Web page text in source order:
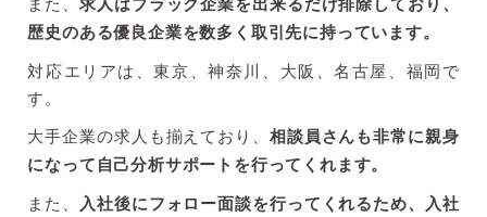
歴史のある優良企業を数多く取引先に持っています。
対応エリアは、東京、神奈川、大阪、名古屋、福岡で
す。
大手企業の求人も揃えており、 相談員さんも非常に親身
になって自己分析サポートを行ってくれます。
また、 入社後にフォロー面談を行ってくれるため、入社